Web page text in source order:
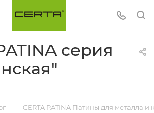
серия
— CERTA PATINA Патины для металла и